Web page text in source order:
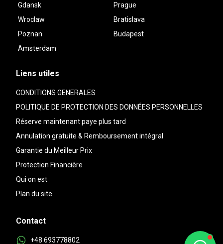
Gdansk
Prague
Wroclaw
Bratislava
Poznan
Budapest
Amsterdam
Liens utiles
CONDITIONS GENERALES
POLITIQUE DE PROTECTION DES DONNÉES PERSONNELLES
Réserve maintenant paye plus tard
Annulation gratuite & Remboursement intégral
Garantie du Meilleur Prix
Protection Financière
Qui on est
Plan du site
Contact
+48 693778802